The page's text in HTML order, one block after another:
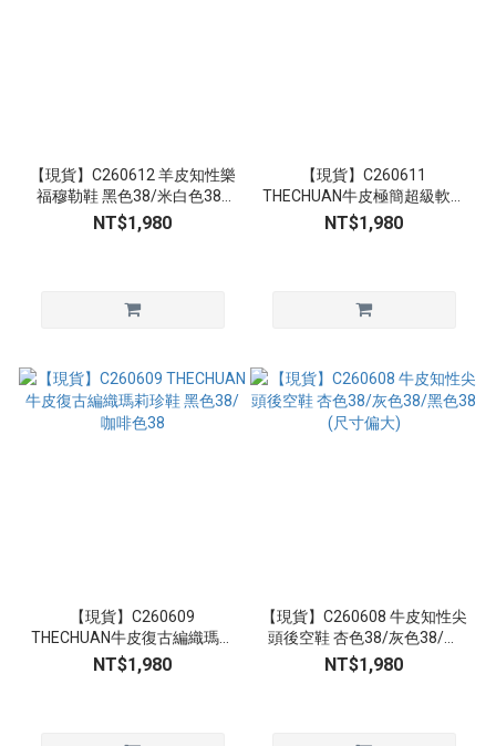
【現貨】C260612 羊皮知性樂
福穆勒鞋 黑色38/米白色38/
杏色38
NT$1,980
【現貨】C260611
THECHUAN牛皮極簡超級軟方
頭穆勒鞋 黑色38
NT$1,980
【現貨】C260609
THECHUAN牛皮復古編織瑪莉
珍鞋 黑色38/咖啡色38
NT$1,980
【現貨】C260608 牛皮知性尖
頭後空鞋 杏色38/灰色38/黑
色38 (尺寸偏大)
NT$1,980